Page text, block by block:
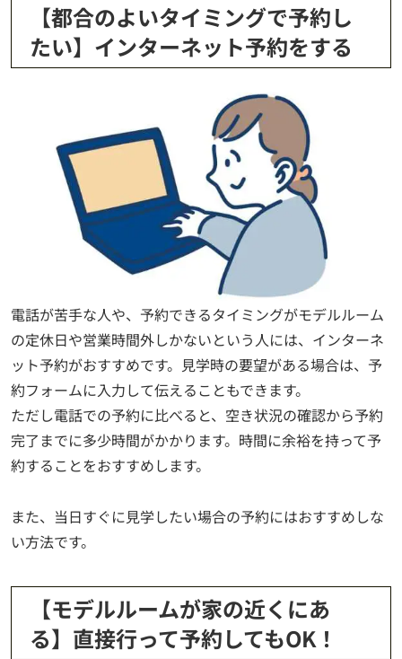
【都合のよいタイミングで予約し
たい】インターネット予約をする
電話が苦手な人や、予約できるタイミングがモデルルーム
の定休日や営業時間外しかないという人には、インターネ
ット予約がおすすめです。見学時の要望がある場合は、予
約フォームに入力して伝えることもできます。
ただし電話での予約に比べると、空き状況の確認から予約
完了までに多少時間がかかります。時間に余裕を持って予
約することをおすすめします。
また、当日すぐに見学したい場合の予約にはおすすめしな
い方法です。
【モデルルームが家の近くにあ
る】直接行って予約してもOK！